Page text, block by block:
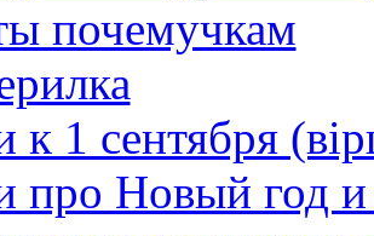
почемучкам
к 1 сентября
про Новый год